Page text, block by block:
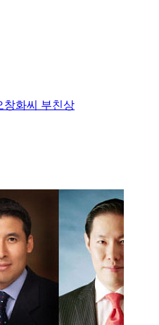
창화씨 부친상